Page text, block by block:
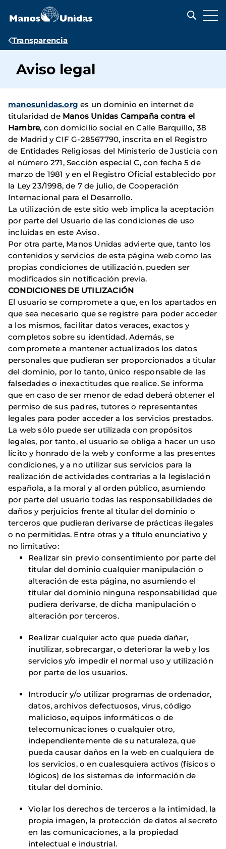
contenido
Ruta
navegación
Transparencia
Aviso legal
manosunidas.org es un dominio en internet de
titularidad de Manos Unidas Campaña contra el
Hambre, con domicilio social en Calle Barquillo, 38
de Madrid y CIF G-28567790, inscrita en el Registro
de Entidades Religiosas del Ministerio de Justicia con
el número 271, Sección especial C, con fecha 5 de
marzo de 1981 y en el Registro Oficial establecido por
la Ley 23/1998, de 7 de julio, de Cooperación
Internacional para el Desarrollo.
La utilización de este sitio web implica la aceptación
por parte del Usuario de las condiciones de uso
incluidas en este Aviso.
Por otra parte, Manos Unidas advierte que, tanto los
contenidos y servicios de esta página web como las
propias condiciones de utilización, pueden ser
modificados sin notificación previa.
CONDICIONES DE UTILIZACIÓN
El usuario se compromete a que, en los apartados en
que sea necesario que se registre para poder acceder
a los mismos, facilitar datos veraces, exactos y
completos sobre su identidad. Además, se
compromete a mantener actualizados los datos
personales que pudieran ser proporcionados a titular
del dominio, por lo tanto, único responsable de las
falsedades o inexactitudes que realice. Se informa
que en caso de ser menor de edad deberá obtener el
permiso de sus padres, tutores o representantes
legales para poder acceder a los servicios prestados.
La web sólo puede ser utilizada con propósitos
legales, por tanto, el usuario se obliga a hacer un uso
lícito y honrado de la web y conforme a las presentes
condiciones, y a no utilizar sus servicios para la
realización de actividades contrarias a la legislación
española, a la moral y al orden público, asumiendo
por parte del usuario todas las responsabilidades de
daños y perjuicios frente al titular del dominio o
terceros que pudieran derivarse de prácticas ilegales
o no permitidas. Entre otras y a título enunciativo y
no limitativo:
Realizar sin previo consentimiento por parte del
titular del dominio cualquier manipulación o
alteración de esta página, no asumiendo el
titular del dominio ninguna responsabilidad que
pudiera derivarse, de dicha manipulación o
alteración por terceros.
Realizar cualquier acto que pueda dañar,
inutilizar, sobrecargar, o deteriorar la web y los
servicios y/o impedir el normal uso y utilización
por parte de los usuarios.
Introducir y/o utilizar programas de ordenador,
datos, archivos defectuosos, virus, código
malicioso, equipos informáticos o de
telecomunicaciones o cualquier otro,
independientemente de su naturaleza, que
pueda causar daños en la web en cualquiera de
los servicios, o en cualesquiera activos (físicos o
lógicos) de los sistemas de información de
titular del dominio.
Violar los derechos de terceros a la intimidad, la
propia imagen, la protección de datos al secreto
en las comunicaciones, a la propiedad
intelectual e industrial.